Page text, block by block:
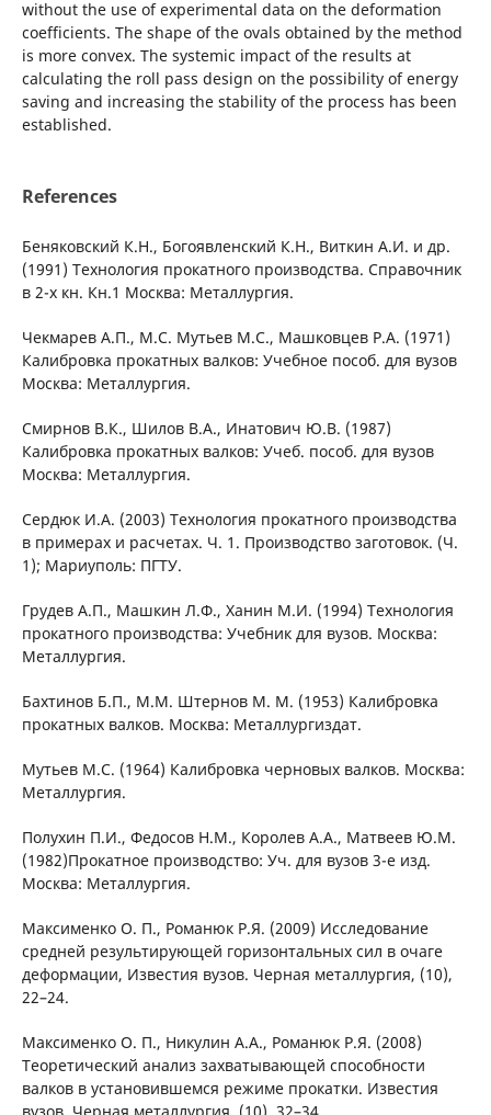
without the use of experimental data on the deformation
coefficients. The shape of the ovals obtained by the method
is more convex. The systemic impact of the results at
calculating the roll pass design on the possibility of energy
saving and increasing the stability of the process has been
established.
References
Беняковский К.Н., Богоявленский К.Н., Виткин А.И. и др.
(1991) Технология прокатного производства. Справочник
в 2-х кн. Кн.1 Москва: Металлургия.
Чекмарев А.П., М.С. Мутьев М.С., Машковцев Р.А. (1971)
Калибровка прокатных валков: Учебное пособ. для вузов
Москва: Металлургия.
Смирнов В.К., Шилов В.А., Инатович Ю.В. (1987)
Калибровка прокатных валков: Учеб. пособ. для вузов
Москва: Металлургия.
Сердюк И.А. (2003) Технология прокатного производства
в примерах и расчетах. Ч. 1. Производство заготовок. (Ч.
1); Мариуполь: ПГТУ.
Грудев А.П., Машкин Л.Ф., Ханин М.И. (1994) Технология
прокатного производства: Учебник для вузов. Москва:
Металлургия.
Бахтинов Б.П., М.М. Штернов М. М. (1953) Калибровка
прокатных валков. Москва: Металлургиздат.
Мутьев М.С. (1964) Калибровка черновых валков. Москва:
Металлургия.
Полухин П.И., Федосов Н.М., Королев А.А., Матвеев Ю.М.
(1982)Прокатное производство: Уч. для вузов 3-е изд.
Москва: Металлургия.
Максименко О. П., Романюк Р.Я. (2009) Исследование
средней результирующей горизонтальных сил в очаге
деформации, Известия вузов. Черная металлургия, (10),
22–24.
Максименко О. П., Никулин А.А., Романюк Р.Я. (2008)
Теоретический анализ захватывающей способности
валков в установившемся режиме прокатки. Известия